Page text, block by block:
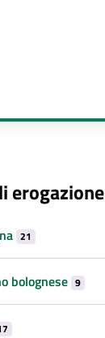
erogazione
21
bolognese 9